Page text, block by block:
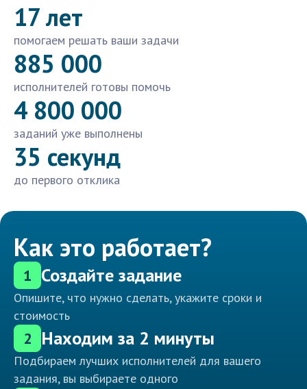
17 лет
помогаем решать ваши задачи
885 000
исполнителей готовы помочь
4 800 000
заданий уже выполнены
35 секунд
до первого отклика
Как это работает?
1 Создайте задание
Опишите, что нужно сделать, укажите сроки и
стоимость
2 Находим за 2 минуты
Подбираем лучших исполнителей для вашего
задания, вы выбираете одного